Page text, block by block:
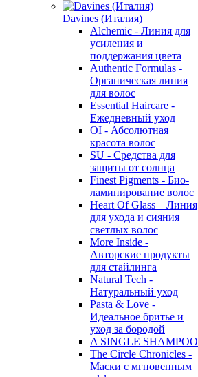
Davines (Италия)
Alchemic - Линия для
усиления и
поддержания цвета
Authentic Formulas -
Органическая линия
для волос
Essential Haircare -
Eжедневный уход
OI - Абсолютная
красота волос
SU - Средства для
защиты от солнца
Finest Pigments - Био-
ламинирование волос
Heart Of Glass – Линия
для ухода и сияния
светлых волос
More Inside -
Авторские продукты
для стайлинга
Natural Tech -
Натуральный уход
Pasta & Love -
Идеальное бритье и
уход за бородой
A SINGLE SHAMPOO
The Circle Chronicles -
Маски с мгновенным